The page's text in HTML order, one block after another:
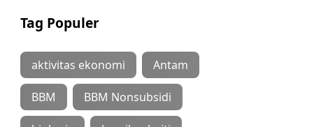
Tag Populer
aktivitas ekonomi Antam
BBM BBM Nonsubsidi